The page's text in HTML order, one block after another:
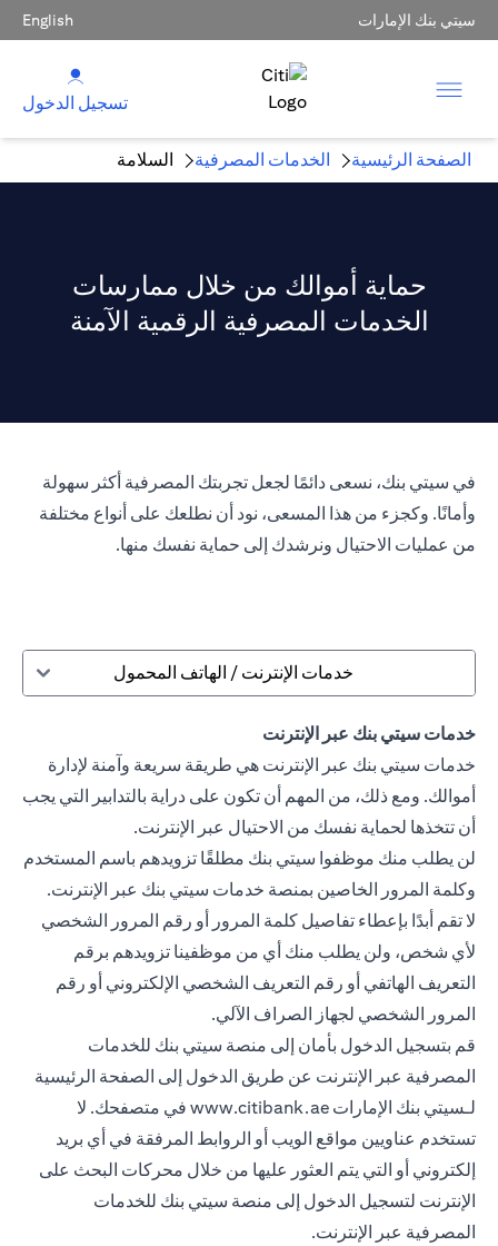
سيتي بنك الإمارات English
تسجيل الدخول
الصفحة الرئيسية الخدمات المصرفية السلامة
حماية أموالك من خلال ممارسات
الخدمات المصرفية الرقمية الآمنة
في سيتي بنك، نسعى دائمًا لجعل تجربتك المصرفية أكثر سهولة
وأمانًا. وكجزء من هذا المسعى، نود أن نطلعك على أنواع مختلفة
من عمليات الاحتيال ونرشدك إلى حماية نفسك منها.
خدمات الإنترنت / الهاتف المحمول
خدمات سيتي بنك عبر الإنترنت
خدمات سيتي بنك عبر الإنترنت هي طريقة سريعة وآمنة لإدارة
أموالك. ومع ذلك، من المهم أن تكون على دراية بالتدابير التي يجب
أن تتخذها لحماية نفسك من الاحتيال عبر الإنترنت.
لن يطلب منك موظفوا سيتي بنك مطلقًا تزويدهم باسم المستخدم
وكلمة المرور الخاصين بمنصة خدمات سيتي بنك عبر الإنترنت.
لا تقم أبدًا بإعطاء تفاصيل كلمة المرور أو رقم المرور الشخصي
لأي شخص، ولن يطلب منك أي من موظفينا تزويدهم برقم
التعريف الهاتفي أو رقم التعريف الشخصي الإلكتروني أو رقم
المرور الشخصي لجهاز الصراف الآلي.
قم بتسجيل الدخول بأمان إلى منصة سيتي بنك للخدمات
المصرفية عبر الإنترنت عن طريق الدخول إلى الصفحة الرئيسية
لـسيتي بنك الإمارات www.citibank.ae في متصفحك. لا
تستخدم عناويين مواقع الويب أو الروابط المرفقة في أي بريد
إلكتروني أو التي يتم العثور عليها من خلال محركات البحث على
الإنترنت لتسجيل الدخول إلى منصة سيتي بنك للخدمات
المصرفية عبر الإنترنت.